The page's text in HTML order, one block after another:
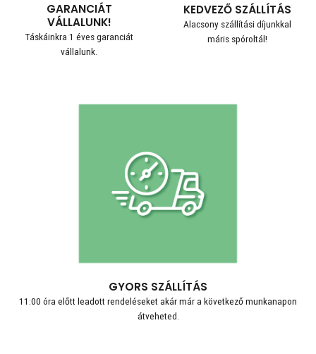
GARANCIÁT
VÁLLALUNK!
Táskáinkra 1 éves garanciát
vállalunk.
KEDVEZŐ SZÁLLÍTÁS
Alacsony szállítási díjunkkal
máris spóroltál!
GYORS SZÁLLÍTÁS
11:00 óra előtt leadott rendeléseket akár már a következő munkanapon
átveheted.